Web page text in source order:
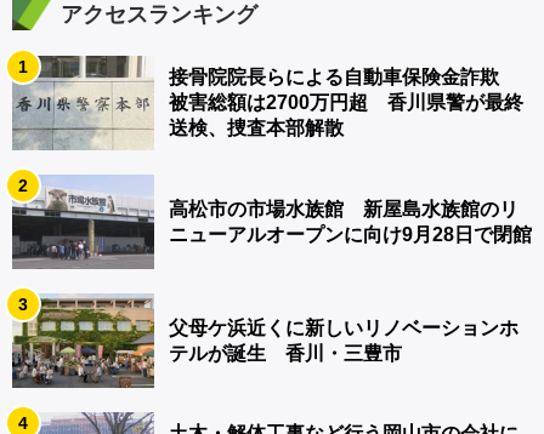
アクセスランキング
1
接骨院院長らによる自動車保険金詐欺
被害総額は2700万円超 香川県警が最終
送検、捜査本部解散
2
高松市の市場水族館 新屋島水族館のリ
ニューアルオープンに向け9月28日で閉館
3
父母ケ浜近くに新しいリノベーションホ
テルが誕生 香川・三豊市
4